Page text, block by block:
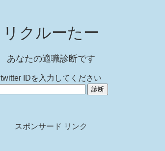
リクルーたー
あなたの適職診断です
twitter IDを入力してください
スポンサード リンク